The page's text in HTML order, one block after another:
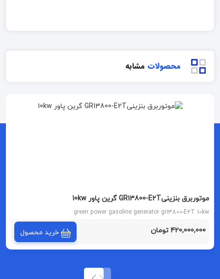
محصولات مشابه
موتوربرق بنزینیGR13800-E2T گرین پاور 10kw
green power gasoline generator gr13800-E2T 10kw
420,000,000 تومان خرید محصول